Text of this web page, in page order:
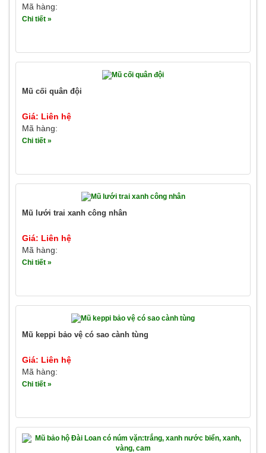
Mã hàng:
Chi tiết »
Mũ cối quân đội
Giá: Liên hệ
Mã hàng:
Chi tiết »
Mũ lưới trai xanh công nhân
Giá: Liên hệ
Mã hàng:
Chi tiết »
Mũ keppi bảo vệ có sao cành tùng
Giá: Liên hệ
Mã hàng:
Chi tiết »